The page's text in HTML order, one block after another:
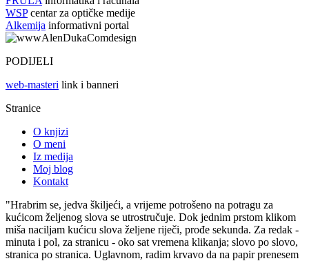
WSPcentar za optičke medije
Alkemija informativni portal
PODIJELI
web-masteri link i banneri
Stranice
O knjizi
O meni
Iz medija
Moj blog
Kontakt
"Hrabrim se, jedva škiljeći, a vrijeme potrošeno na potragu za
kućicom željenog slova se utrostručuje. Dok jednim prstom klikom
miša naciljam kućicu slova željene riječi, prođe sekunda. Za redak -
minuta i pol, za stranicu - oko sat vremena klikanja; slovo po slovo,
stranica po stranica. Uglavnom, radim krvavo da na papir prenesem